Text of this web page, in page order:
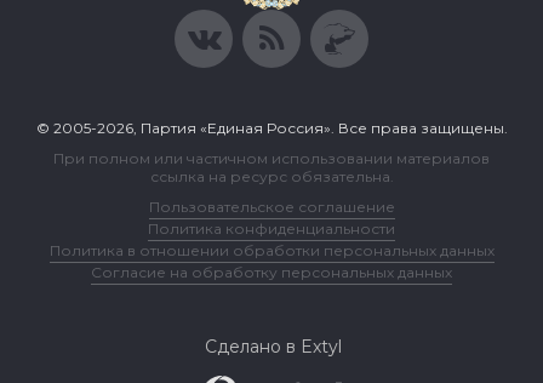
© 2005-2026, Партия «Единая Россия». Все права защищены.
При полном или частичном использовании материалов
ссылка на ресурс обязательна.
Пользовательское соглашение
Политика конфиденциальности
Политика в отношении обработки персональных данных
Согласие на обработку персональных данных
Сделано в Extyl